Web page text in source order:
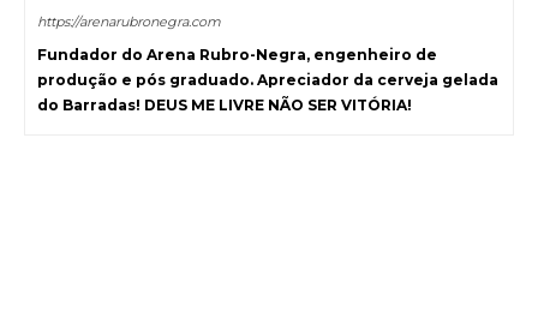
https://arenarubronegra.com
Fundador do Arena Rubro-Negra, engenheiro de
produção e pós graduado. Apreciador da cerveja gelada
do Barradas! DEUS ME LIVRE NÃO SER VITÓRIA!